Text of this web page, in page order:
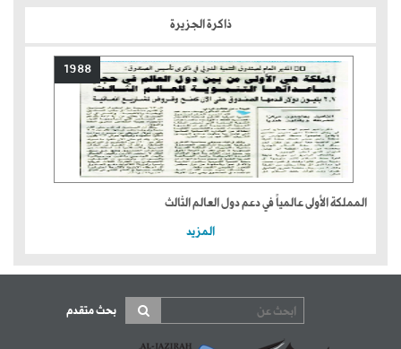
ذاكرة الجزيرة
1988
المملكة الأولى عالمياً في دعم دول العالم الثالث
المزيد
بحث متقدم